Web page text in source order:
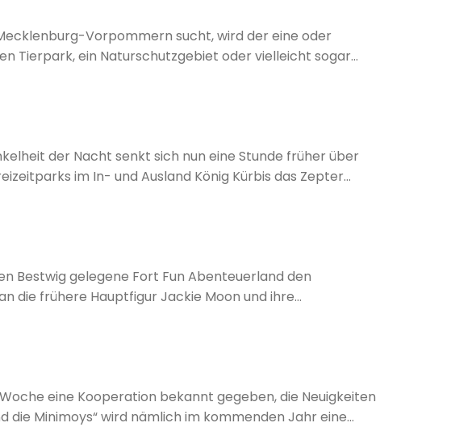
Vorpommern sucht, wird der eine oder
Tierpark, ein Naturschutzgebiet oder vielleicht sogar
in Rövershagen.
der Nacht senkt sich nun eine Stunde früher über
im In- und Ausland König Kürbis das Zepter
Bestwig gelegene Fort Fun Abenteuerland den
die frühere Hauptfigur Jackie Moon und ihre
man 2017 mit einem komplett neuen Konzept an den
eine Kooperation bekannt gegeben, die Neuigkeiten
die Minimoys“ wird nämlich im kommenden Jahr eine
Bear.